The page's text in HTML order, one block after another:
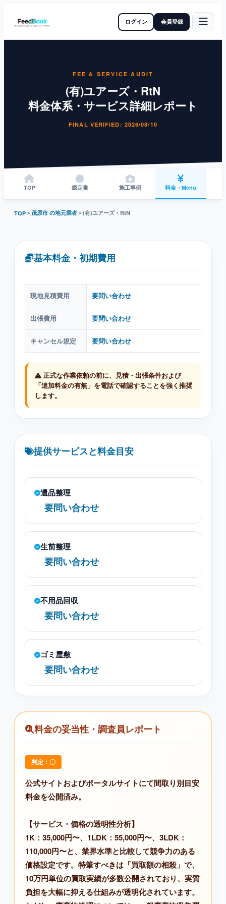
ログイン 会員登録
FEE & SERVICE AUDIT
(有)ユアーズ・RtN
料金体系・サービス詳細レポート
FINAL VERIFIED: 2026/08/10
TOP 鑑定書 施工事例 料金・Menu
TOP＞ 茂原市 の地元業者＞(有)ユアーズ・RtN
基本料金・初期費用
現地見積費用 要問い合わせ
出張費用 要問い合わせ
キャンセル規定 要問い合わせ
正式な作業依頼の前に、見積・出張条件および
「追加料金の有無」を電話で確認することを強く推奨
します。
提供サービスと料金目安
遺品整理
要問い合わせ
生前整理
要問い合わせ
不用品回収
要問い合わせ
ゴミ屋敷
要問い合わせ
料金の妥当性・調査員レポート
判定：〇
公式サイトおよびポータルサイトにて間取り別目安
料金を公開済み。
【サービス・価格の透明性分析】
1K：35,000円〜、1LDK：55,000円〜、3LDK：
110,000円〜と、業界水準と比較して競争力のある
価格設定です。特筆すべきは「買取額の相殺」で、
10万円単位の買取実績が多数公開されており、実質
負担を大幅に抑える仕組みが透明化されています。